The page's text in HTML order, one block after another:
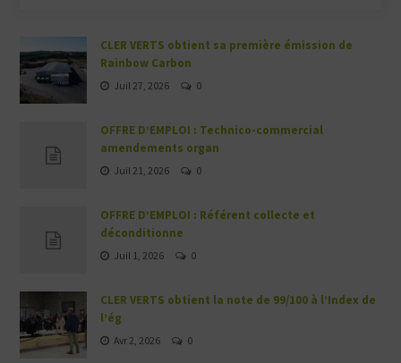
CLER VERTS obtient sa première émission de
Rainbow Carbon
Juil 27, 2026 0
OFFRE D’EMPLOI : Technico-commercial
amendements organ
Juil 21, 2026 0
OFFRE D’EMPLOI : Référent collecte et
déconditionne
Juil 1, 2026 0
CLER VERTS obtient la note de 99/100 à l’Index de
l’ég
Avr 2, 2026 0